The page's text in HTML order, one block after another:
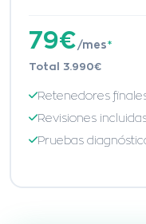
79€ /mes*
Total 3.990€
Retenedores
Revisiones
Pruebas